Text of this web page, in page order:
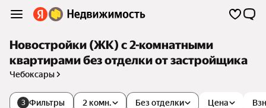
Новостройки (ЖК) с 2-комнатными
квартирами без отделки от застройщика
Чебоксары
3 Фильтры Цена
2 комн. Без отделки